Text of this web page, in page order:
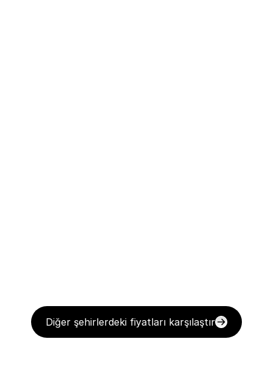
Diğer şehirlerdeki fiyatları karşılaştır